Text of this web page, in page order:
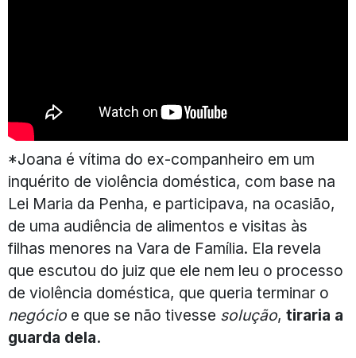
*Joana é vítima do ex-companheiro em um
inquérito de violência doméstica, com base na
Lei Maria da Penha, e participava, na ocasião,
de uma audiência de alimentos e visitas às
filhas menores na Vara de Família. Ela revela
que escutou do juiz que ele nem leu o processo
de violência doméstica, que queria terminar o
negócio e que se não tivesse solução, tiraria a
guarda dela.